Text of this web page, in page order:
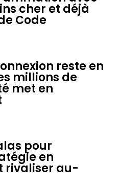
cher et déjà
Code
reste en
millions de
met en
pour
en
rivaliser au-